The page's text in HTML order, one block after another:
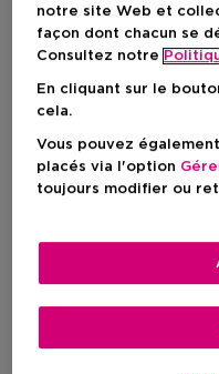
Choisissez votre
2 ST
2 ST
Prix promotionnel
28,01 €
32,95 €
Prix
Prix de vente conseillé
VOIR LA
notre site Web et
façon dont chacun se
Consultez notre
En cliquant sur le
cela.
Vous pouvez
placés via l'option
toujours modifier ou